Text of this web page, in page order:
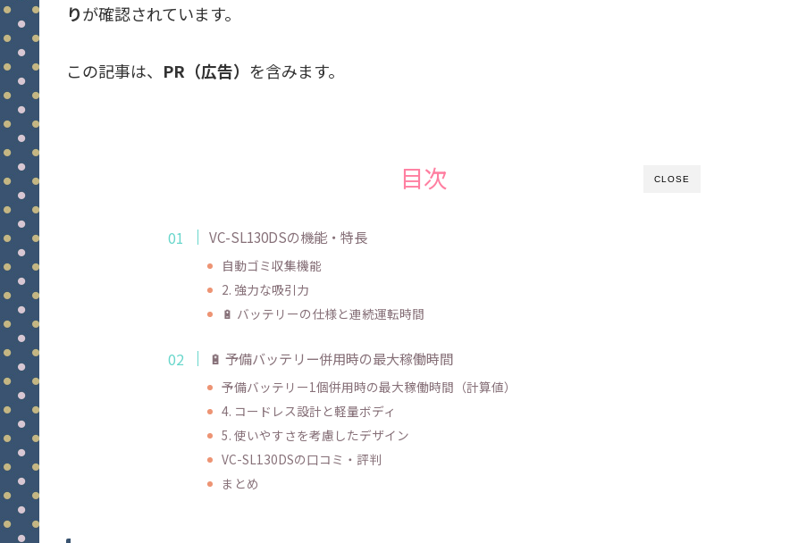
りが確認されています。
この記事は、 PR（広告） を含みます。
CLOSE
目次
VC-SL130DSの機能・特長
自動ゴミ収集機能
2. 強力な吸引力
🔋 バッテリーの仕様と連続運転時間
🔋 予備バッテリー併用時の最大稼働時間
予備バッテリー1個併用時の最大稼働時間（計算値）
4. コードレス設計と軽量ボディ
5. 使いやすさを考慮したデザイン
VC-SL130DSの口コミ・評判
まとめ